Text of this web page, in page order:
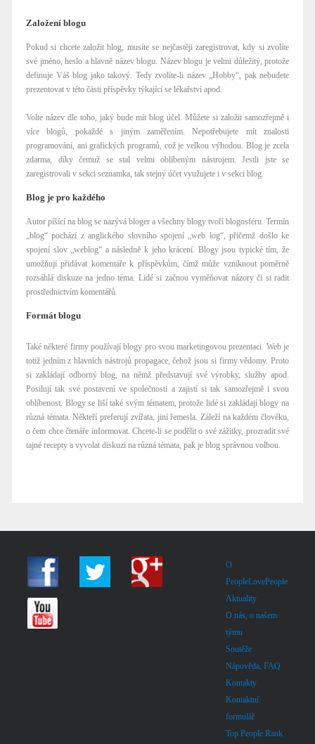
Založení blogu
Pokud si chcete založit blog, musíte se nejčastěji zaregistrovat, kdy si zvolíte
své jméno, heslo a hlavně název blogu. Název blogu je velmi důležitý, protože
definuje Váš blog jako takový. Tedy zvolíte-li název „Hobby“, pak nebudete
prezentovat v této části příspěvky týkající se lékařství apod.
Volte název dle toho, jaký bude mít blog účel. Můžete si založit samozřejmě i
více blogů, pokaždé s jiným zaměřením. Nepotřebujete mít znalosti
programování, ani grafických programů, což je velkou výhodou. Blog je zcela
zdarma, díky čemuž se stal velmi oblíbeným nástrojem. Jestli jste se
zaregistrovali v sekci seznamka, tak stejný účet využujete i v sekci blog.
Blog je pro každého
Autor píšící na blog se nazývá bloger a všechny blogy tvoří blogosféru. Termín
„blog“ pochází z anglického slovního spojení „web log“, přičemž došlo ke
spojení slov „weblog“ a následně k jeho krácení. Blogy jsou typické tím, že
umožňují přidávat komentáře k příspěvkům, čímž může vzniknout poměrně
rozsáhlá diskuze na jedno téma. Lidé si začnou vyměňovat názory či si radit
prostřednictvím komentářů.
Formát blogu
Také některé firmy používají blogy pro svou marketingovou prezentaci. Web je
totiž jedním z hlavních nástrojů propagace, čehož jsou si firmy vědomy. Proto
si zakládají odborný blog, na němž představují své výrobky, služby apod.
Posilují tak své postavení ve společnosti a zajistí si tak samozřejmě i svou
oblíbenost. Blogy se liší také svým tématem, protože lidé si zakládají blogy na
různá témata. Někteří preferují zvířata, jiní řemesla. Záleží na každém člověku,
o čem chce čtenáře informovat. Chcete-li se podělit o své zážitky, prozradit své
tajné recepty a vyvolat diskuzi na různá témata, pak je blog správnou volbou.
O
PeopleLovePeople
Aktuality
O nás, o našem
týmu
Soutěže
Nápověda, FAQ
Kontakty
Kontaktní
formulář
Top People Rank